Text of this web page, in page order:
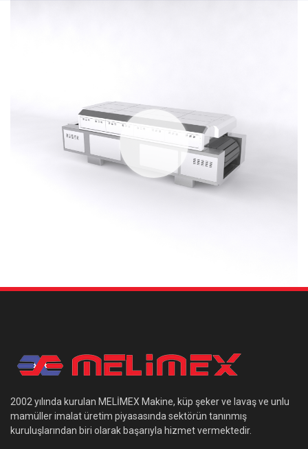
2002 yılında kurulan MELİMEX Makine, küp şeker ve lavaş ve unlu
mamüller imalat üretim piyasasında sektörün tanınmış
kuruluşlarından biri olarak başarıyla hizmet vermektedir.